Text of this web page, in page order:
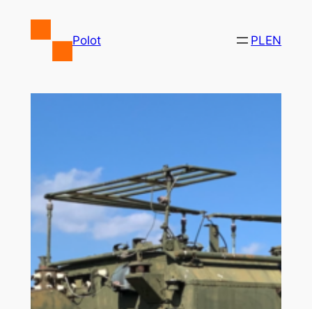
Polot PLEN